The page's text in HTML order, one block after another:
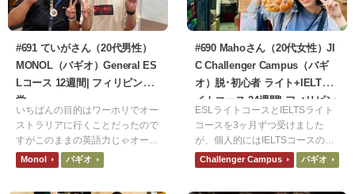
#691 ていがさん（20代男性）
MONOL（バギオ）General ES
Lコース 12週間| フィリピン留
学
いちばんの目的はワーホリでオー
ストラリアに行くことだったので
すがこのままの英語力じゃオース
トラリアで通用しないなと思った
ので2カ国留学の1カ国目として選
Monol バギオ
#690 Mahoさん（20代女性）JI
C Challenger Campus（バギ
オ）脱･初心者 ライト+IELTSラ
イトコース 24週間| フィリピン
ESLライトコースとIELTSライト
コースを3ヶ月ずつ受けました
が、個人的にはIELTSコースのマ
ンツーマンが楽しかったです。E
SLも楽しかったですが、IELTSの
Challenger Campus バギオ